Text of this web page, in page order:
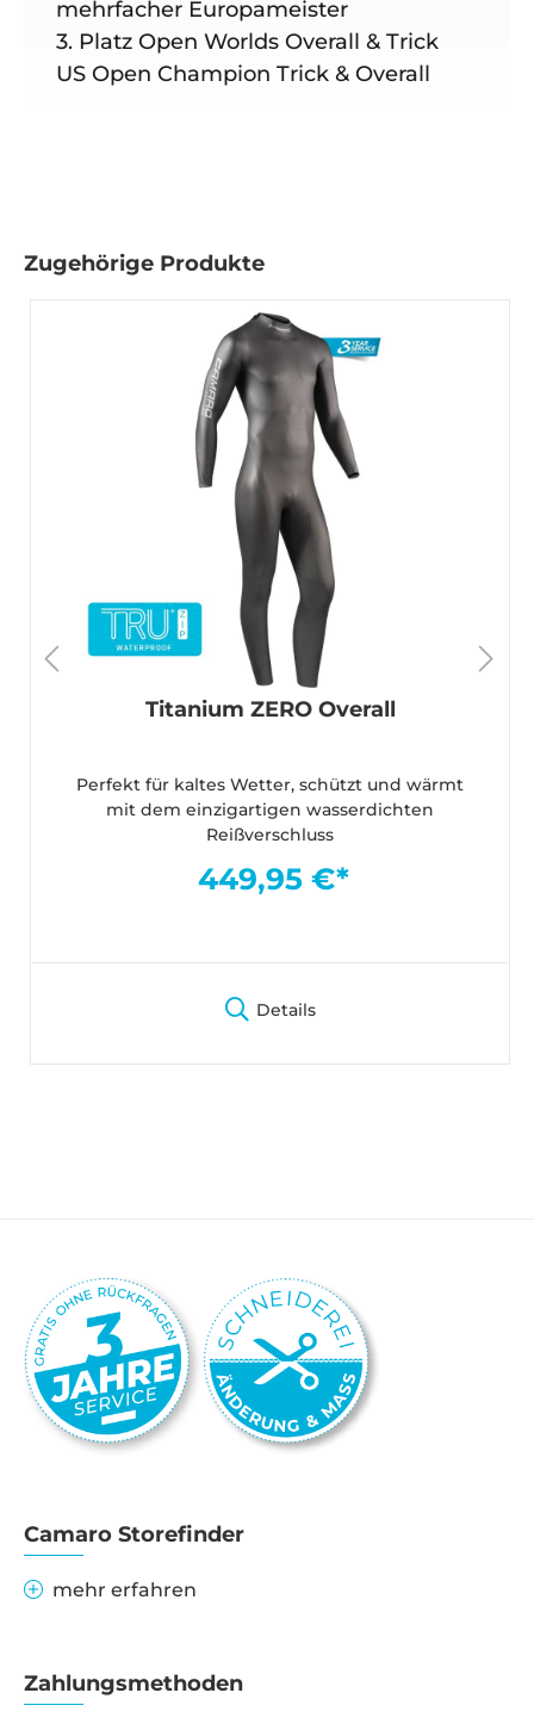
mehrfacher Europameister
3. Platz Open Worlds Overall & Trick
US Open Champion Trick & Overall
Zugehörige Produkte
Titanium ZERO Overall
Perfekt für kaltes Wetter, schützt und wärmt
mit dem einzigartigen wasserdichten
Reißverschluss
449,95 €*
Details
Camaro Storefinder
mehr erfahren
Zahlungsmethoden